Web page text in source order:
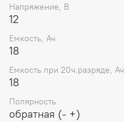
Напряжение, В
12
Емкость, Ач
18
Емкость при 20ч.разряде, Ач
18
Полярность
обратная (- +)